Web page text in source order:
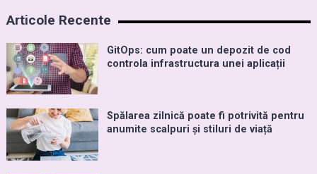
Articole Recente
GitOps: cum poate un depozit de cod
controla infrastructura unei aplicații
Spălarea zilnică poate fi potrivită pentru
anumite scalpuri și stiluri de viață